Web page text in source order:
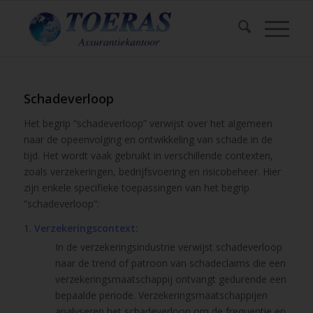
Schadeverloop
Het begrip “schadeverloop” verwijst over het algemeen
naar de opeenvolging en ontwikkeling van schade in de
tijd. Het wordt vaak gebruikt in verschillende contexten,
zoals verzekeringen, bedrijfsvoering en risicobeheer. Hier
zijn enkele specifieke toepassingen van het begrip
“schadeverloop”:
Verzekeringscontext:
In de verzekeringsindustrie verwijst schadeverloop
naar de trend of patroon van schadeclaims die een
verzekeringsmaatschappij ontvangt gedurende een
bepaalde periode. Verzekeringsmaatschappijen